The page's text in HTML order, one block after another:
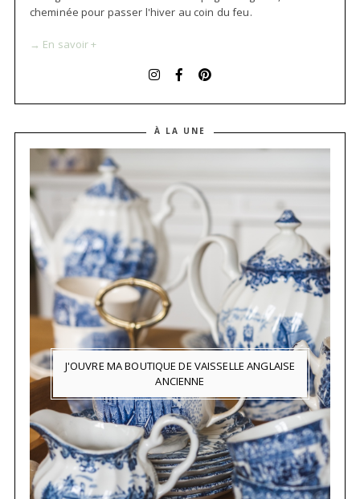
cheminée pour passer l'hiver au coin du feu.
→ En savoir +
À LA UNE
J'OUVRE MA BOUTIQUE DE VAISSELLE ANGLAISE
ANCIENNE